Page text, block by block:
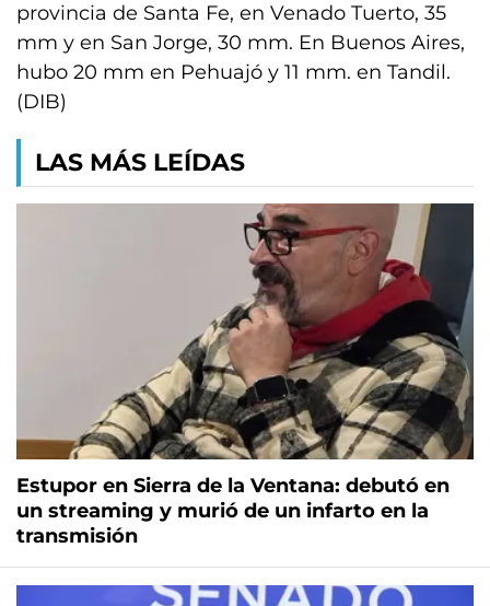
provincia de Santa Fe, en Venado Tuerto, 35
mm y en San Jorge, 30 mm. En Buenos Aires,
hubo 20 mm en Pehuajó y 11 mm. en Tandil.
(DIB)
LAS MÁS LEÍDAS
Estupor en Sierra de la Ventana: debutó en
un streaming y murió de un infarto en la
transmisión